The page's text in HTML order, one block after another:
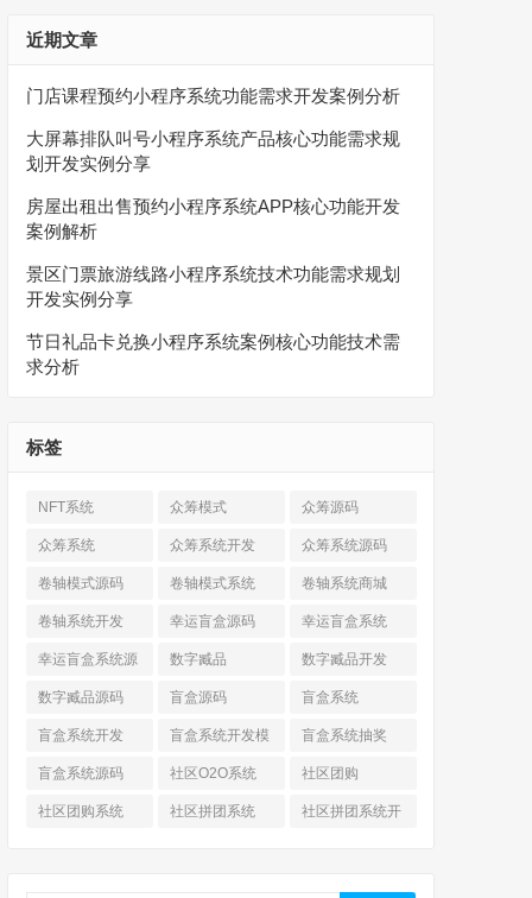
近期文章
门店课程预约小程序系统功能需求开发案例分析
大屏幕排队叫号小程序系统产品核心功能需求规
划开发实例分享
房屋出租出售预约小程序系统APP核心功能开发
案例解析
景区门票旅游线路小程序系统技术功能需求规划
开发实例分享
节日礼品卡兑换小程序系统案例核心功能技术需
求分析
标签
NFT系统 众筹模式 众筹源码
众筹系统 众筹系统开发 众筹系统源码
卷轴模式源码 卷轴模式系统 卷轴系统商城
卷轴系统开发 幸运盲盒源码 幸运盲盒系统
幸运盲盒系统源
码
数字臧品 数字臧品开发
数字臧品源码 盲盒源码 盲盒系统
盲盒系统开发
盲盒系统开发模
式
盲盒系统抽奖
盲盒系统源码 社区O2O系统 社区团购
社区团购系统 社区拼团系统
社区拼团系统开